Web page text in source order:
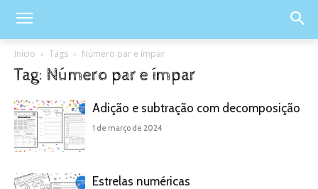
Início Tags Número par e ímpar
Tag: Número par e ímpar
Adição e subtração com decomposição
1 de março de 2024
Estrelas numéricas